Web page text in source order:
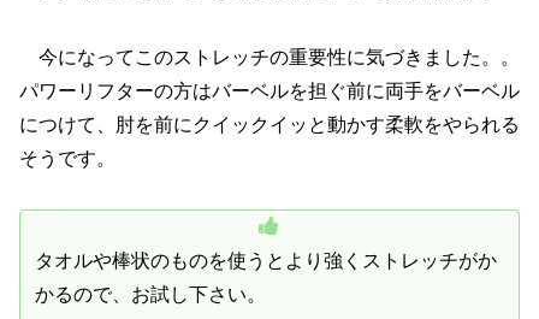
今になってこのストレッチの重要性に気づきました。。
パワーリフターの方はバーベルを担ぐ前に両手をバーベル
につけて、肘を前にクイックイッと動かす柔軟をやられる
そうです。
タオルや棒状のものを使うとより強くストレッチがか
かるので、お試し下さい。